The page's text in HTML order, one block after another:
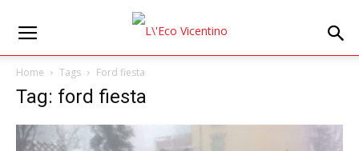
Home Tags Ford fiesta
Tag: ford fiesta